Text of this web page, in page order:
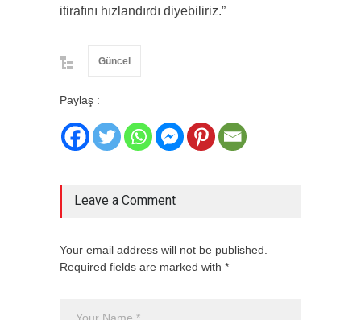
itirafını hızlandırdı diyebiliriz.”
Güncel
Paylaş :
Leave a Comment
Your email address will not be published.
Required fields are marked with *